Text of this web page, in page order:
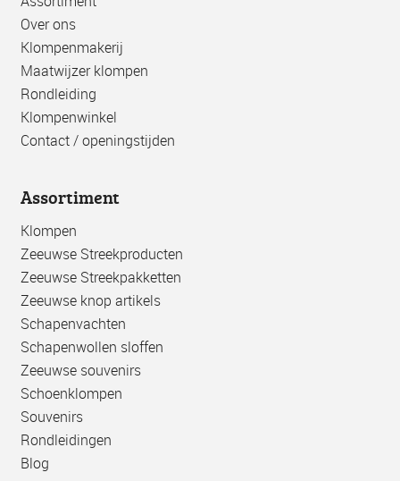
Over ons
Klompenmakerij
Maatwijzer klompen
Rondleiding
Klompenwinkel
Contact / openingstijden
Assortiment
Klompen
Zeeuwse Streekproducten
Zeeuwse Streekpakketten
Zeeuwse knop artikels
Schapenvachten
Schapenwollen sloffen
Zeeuwse souvenirs
Schoenklompen
Souvenirs
Rondleidingen
Blog